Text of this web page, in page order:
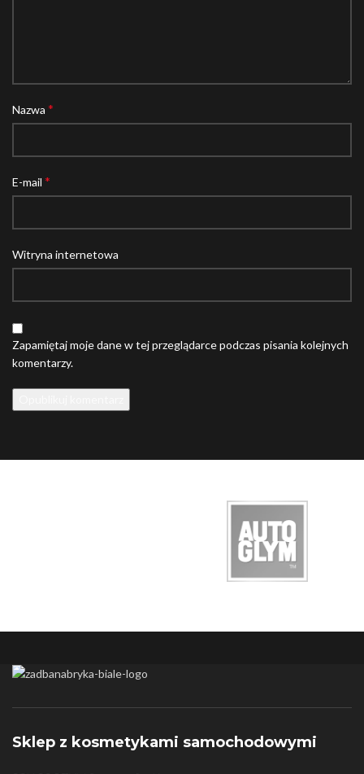
Nazwa *
E-mail *
Witryna internetowa
Zapamiętaj moje dane w tej przeglądarce podczas pisania kolejnych
komentarzy.
Sklep z kosmetykami samochodowymi